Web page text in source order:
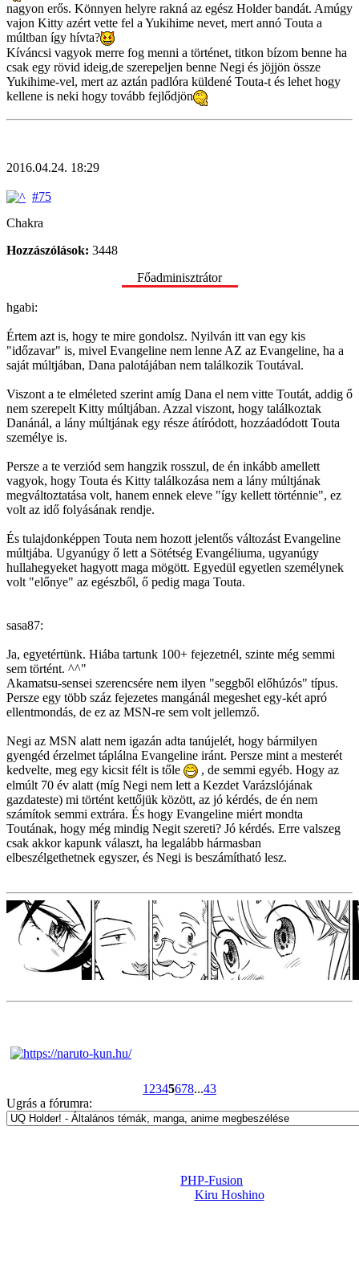
nagyon erős. Könnyen helyre rakná az egész Holder bandát. Amúgy
vajon Kitty azért vette fel a Yukihime nevet, mert annó Touta a
múltban így hívta?
Kíváncsi vagyok merre fog menni a történet, titkon bízom benne ha
csak egy rövid ideig,de szerepeljen benne Negi és jöjjön össze
Yukihime-vel, mert az aztán padlóra küldené Touta-t és lehet hogy
kellene is neki hogy tovább fejlődjön
2016.04.24. 18:29
#75
Chakra
Hozzászólások: 3448
Főadminisztrátor
hgabi:
Értem azt is, hogy te mire gondolsz. Nyilván itt van egy kis
"időzavar" is, mivel Evangeline nem lenne AZ az Evangeline, ha a
saját múltjában, Dana palotájában nem találkozik Toutával.
Viszont a te elméleted szerint amíg Dana el nem vitte Toutát, addig ő
nem szerepelt Kitty múltjában. Azzal viszont, hogy találkoztak
Danánál, a lány múltjának egy része átíródott, hozzáadódott Touta
személye is.
Persze a te verziód sem hangzik rosszul, de én inkább amellett
vagyok, hogy Touta és Kitty találkozása nem a lány múltjának
megváltoztatása volt, hanem ennek eleve "így kellett történnie", ez
volt az idő folyásának rendje.
És tulajdonképpen Touta nem hozott jelentős változást Evangeline
múltjába. Ugyanúgy ő lett a Sötétség Evangéliuma, ugyanúgy
hullahegyeket hagyott maga mögött. Egyedül egyetlen személynek
volt "előnye" az egészből, ő pedig maga Touta.
sasa87:
Ja, egyetértünk. Hiába tartunk 100+ fejezetnél, szinte még semmi
sem történt. ^^"
Akamatsu-sensei szerencsére nem ilyen "seggből előhúzós" típus.
Persze egy több száz fejezetes mangánál megeshet egy-két apró
ellentmondás, de ez az MSN-re sem volt jellemző.
Negi az MSN alatt nem igazán adta tanújelét, hogy bármilyen
gyengéd érzelmet táplálna Evangeline iránt. Persze mint a mesterét
kedvelte, meg egy kicsit félt is tőle
, de semmi egyéb. Hogy az
elmúlt 70 év alatt (míg Negi nem lett a Kezdet Varázslójának
gazdateste) mi történt kettőjük között, az jó kérdés, de én nem
számítok semmi extrára. És hogy Evangeline miért mondta
Toutának, hogy még mindig Negit szereti? Jó kérdés. Erre valszeg
csak akkor kapunk választ, ha legalább hármasban
elbeszélgethetnek egyszer, és Negi is beszámítható lesz.
12345678...43
Ugrás a fórumra:
PHP-Fusion
Kiru Hoshino